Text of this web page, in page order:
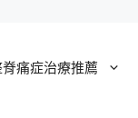
痛症治療推薦